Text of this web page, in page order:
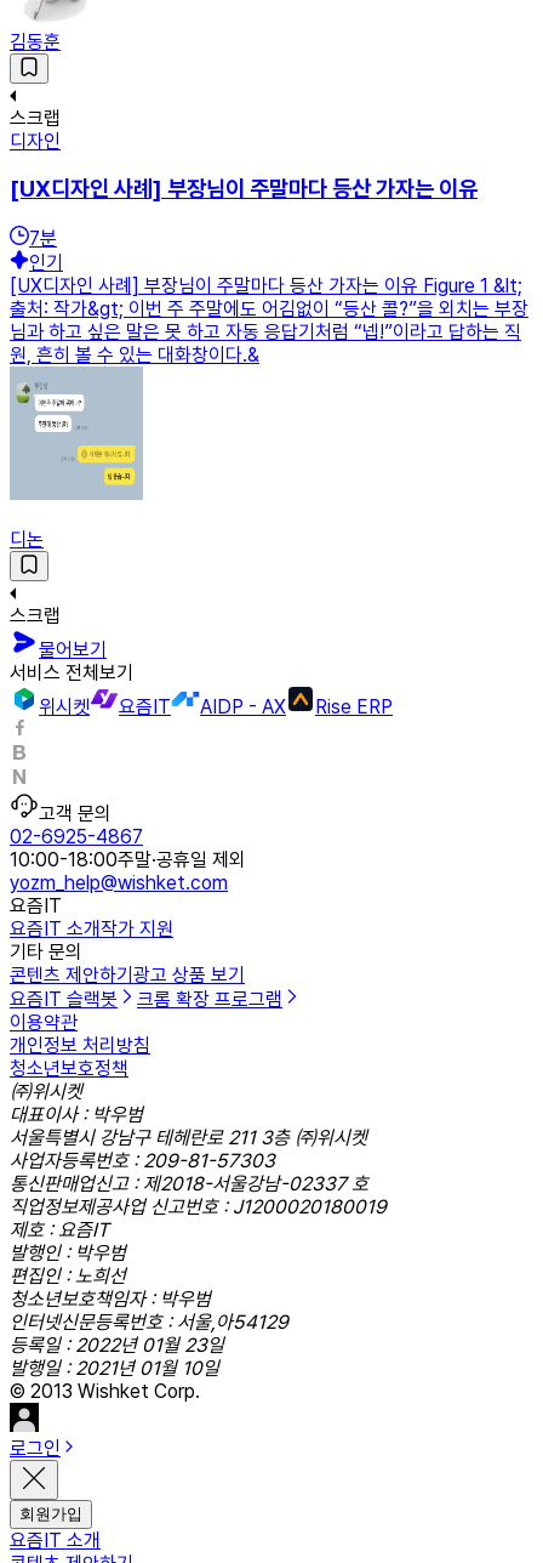
김동훈
스크랩
디자인
[UX디자인 사례] 부장님이 주말마다 등산 가자는 이유
7분
인기
[UX디자인 사례] 부장님이 주말마다 등산 가자는 이유 Figure 1 &lt;
출처: 작가&gt; 이번 주 주말에도 어김없이 “등산 콜?”을 외치는 부장
님과 하고 싶은 말은 못 하고 자동 응답기처럼 “넵!”이라고 답하는 직
원, 흔히 볼 수 있는 대화창이다.&
디논
스크랩
물어보기
서비스 전체보기
위시켓
요즘IT AIDP - AX Rise ERP
고객 문의
02-6925-4867
10:00-18:00주말·공휴일 제외
yozm_help@wishket.com
요즘IT
요즘IT 소개작가 지원
기타 문의
콘텐츠 제안하기 광고 상품 보기
요즘IT 슬랙봇
크롬 확장 프로그램
이용약관
개인정보 처리방침
청소년보호정책
㈜위시켓
대표이사 : 박우범
서울특별시 강남구 테헤란로 211 3층 ㈜위시켓
사업자등록번호 : 209-81-57303
통신판매업신고 : 제2018-서울강남-02337 호
직업정보제공사업 신고번호 : J1200020180019
제호 : 요즘IT
발행인 : 박우범
편집인 : 노희선
청소년보호책임자 : 박우범
인터넷신문등록번호 : 서울,아54129
등록일 : 2022년 01월 23일
발행일 : 2021년 01월 10일
© 2013 Wishket Corp.
로그인
회원가입
요즘IT 소개